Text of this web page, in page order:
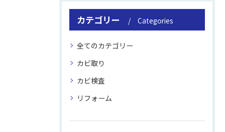
カテゴリー Categories
全てのカテゴリー
カビ取り
カビ検査
リフォーム